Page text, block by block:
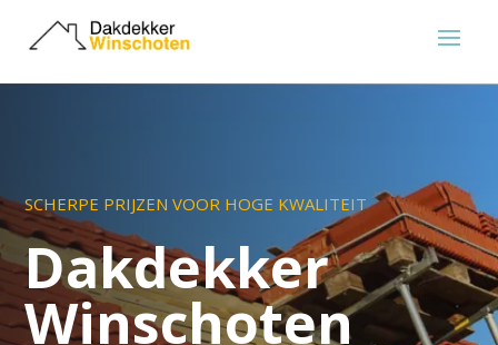
SCHERPE PRIJZEN VOOR HOGE KWALITEIT
Dakdekker
Winschoten